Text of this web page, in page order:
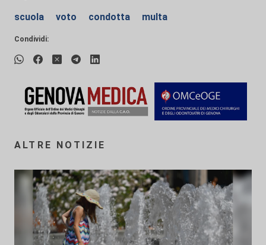
scuola voto condotta multa
Condividi:
ALTRE NOTIZIE